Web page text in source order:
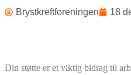
Brystkreftforeningen 18
Din støtte er et viktig bidrag til